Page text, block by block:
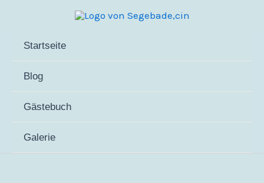
springenStartseite
Blog
Gästebuch
Galerie